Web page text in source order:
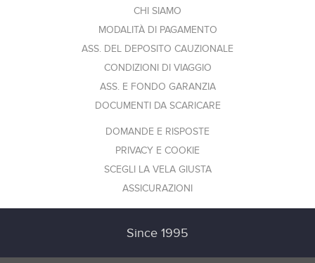
CHI SIAMO
MODALITÀ DI PAGAMENTO
ASS. DEL DEPOSITO CAUZIONALE
CONDIZIONI DI VIAGGIO
ASS. E FONDO GARANZIA
DOCUMENTI DA SCARICARE
DOMANDE E RISPOSTE
PRIVACY E COOKIE
SCEGLI LA VELA GIUSTA
ASSICURAZIONI
Since 1995